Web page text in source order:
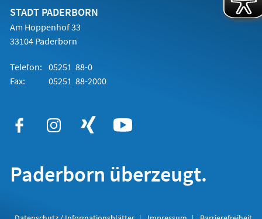
STADT PADERBORN
Am Hoppenhof 33
33104 Paderborn
Telefon: 05251 88-0
Fax:
05251 88-2000
Paderborn überzeugt.